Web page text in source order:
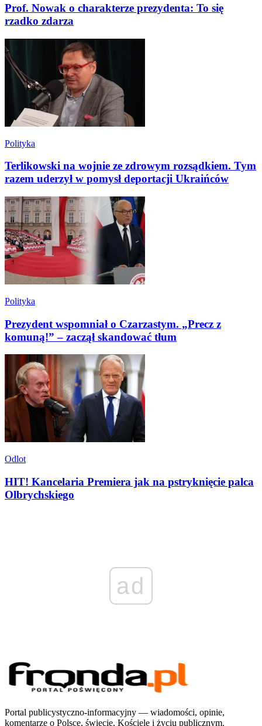
Prof. Nowak o charakterze prezydenta: To się
rzadko zdarza
Polityka
Terlikowski na wojnie ze zdrowym rozsądkiem. Tym
razem uderzył w pomysł deportacji Ukraińców
Polityka
Prezydent wspomniał o Czarzastym. „Precz z
komuną!” – zaczął skandować tłum
Odlot
HIT! Kancelaria Premiera jak na pstryknięcie palca
Olbrychskiego
ad
Portal publicystyczno-informacyjny — wiadomości, opinie,
komentarze o Polsce, świecie, Kościele i życiu publicznym.